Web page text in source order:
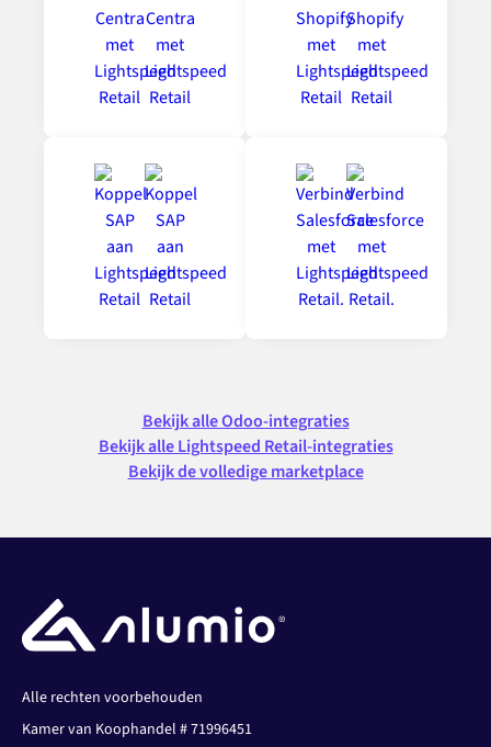
Bekijk alle Odoo-integraties
Bekijk alle Lightspeed Retail-integraties
Bekijk de volledige marketplace
Alle rechten voorbehouden
Kamer van Koophandel # 71996451